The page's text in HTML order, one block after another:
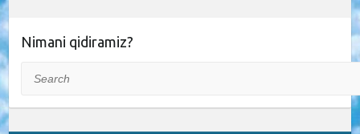
Nimani qidiramiz?